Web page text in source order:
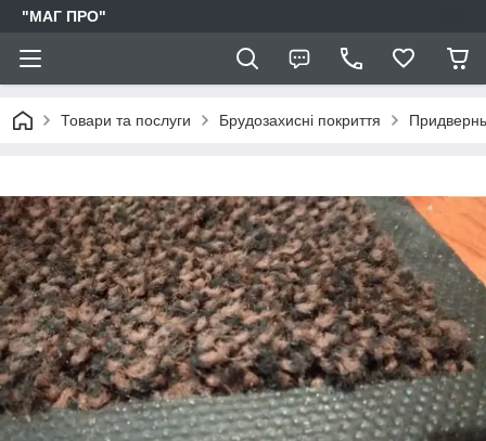
"МАГ ПРО"
Товари та послуги Брудозахисні покриття